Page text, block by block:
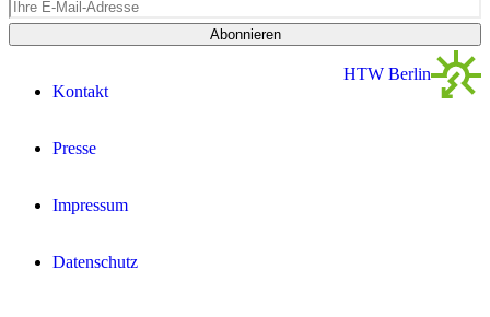
Abonnieren
Kontakt
Presse
Impressum
Datenschutz­
HTW Berlin